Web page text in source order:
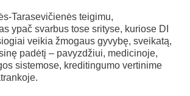
Tarasevičienės teigimu,
ypač svarbus tose srityse, kuriose DI
veikia žmogaus gyvybę, sveikatą,
padėtį – pavyzdžiui, medicinoje,
sistemose, kreditingumo vertinime